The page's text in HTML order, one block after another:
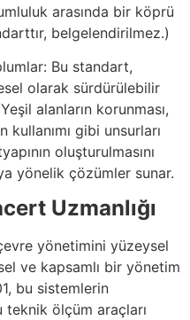
arasında bir köprü
belgelendirilmez.)
Bu standart,
olarak sürdürülebilir
alanların korunması,
kullanımı gibi unsurları
oluşturulmasını
yönelik çözümler sunar.
Uzmanlığı
yönetimini yüzeysel
ve kapsamlı bir yönetim
bu sistemlerin
teknik ölçüm araçları